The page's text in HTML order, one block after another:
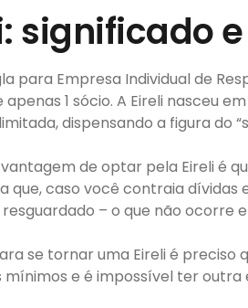
significado
para Empresa Individual de
1 sócio. A Eireli nasceu
dispensando a figura do
de optar pela Eireli é
que, caso você contraia
– o que não ocorre
se tornar uma Eireli é preciso
mínimos e é impossível ter